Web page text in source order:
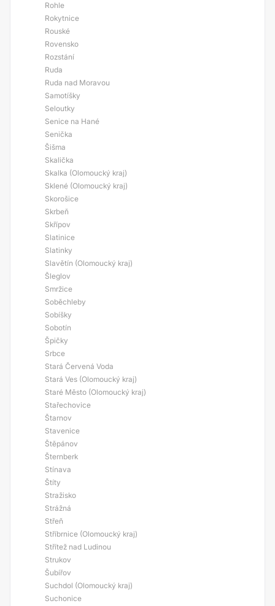
Rohle
Rokytnice
Rouské
Rovensko
Rozstání
Ruda
Ruda nad Moravou
Samotíšky
Seloutky
Senice na Hané
Senička
Šišma
Skalička
Skalka (Olomoucký kraj)
Sklené (Olomoucký kraj)
Skorošice
Skrbeň
Skřípov
Slatinice
Slatinky
Slavětín (Olomoucký kraj)
Šleglov
Smržice
Soběchleby
Sobíšky
Sobotín
Špičky
Srbce
Stará Červená Voda
Stará Ves (Olomoucký kraj)
Staré Město (Olomoucký kraj)
Stařechovice
Štarnov
Stavenice
Štěpánov
Šternberk
Stínava
Štíty
Stražisko
Strážná
Střeň
Stříbrnice (Olomoucký kraj)
Střítež nad Ludinou
Strukov
Šubířov
Suchdol (Olomoucký kraj)
Suchonice